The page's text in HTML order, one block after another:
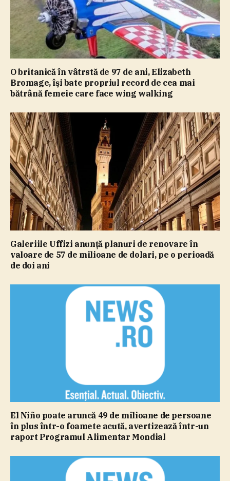
O britanică în vâtrstă de 97 de ani, Elizabeth
Bromage, îşi bate propriul record de cea mai
bătrână femeie care face wing walking
Galeriile Uffizi anunţă planuri de renovare în
valoare de 57 de milioane de dolari, pe o perioadă
de doi ani
El Niño poate aruncă 49 de milioane de persoane
în plus într-o foamete acută, avertizează într-un
raport Programul Alimentar Mondial